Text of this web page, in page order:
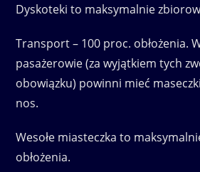
Dyskoteki to maksymalnie
Transport – 100 proc. obłożenia.
pasażerowie (za wyjątkiem tych
obowiązku) powinni mieć
nos.
Wesołe miasteczka to
obłożenia.